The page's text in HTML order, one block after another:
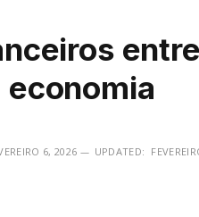
economia
6, 2026 UPDATED: